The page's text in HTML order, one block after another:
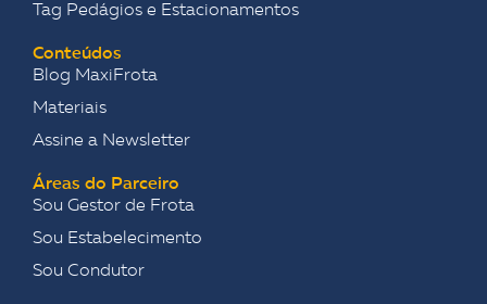
Tag Pedágios e Estacionamentos
Conteúdos
Blog MaxiFrota
Materiais
Assine a Newsletter
Áreas do Parceiro
Sou Gestor de Frota
Sou Estabelecimento
Sou Condutor